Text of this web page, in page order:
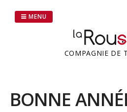
COMPAGNIE DE
MENU
BONNE